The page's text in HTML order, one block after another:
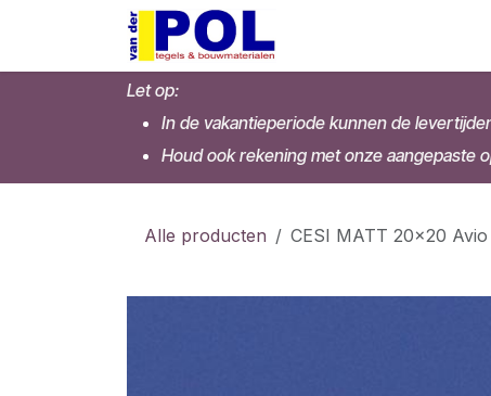
Overslaan naar inhoud
Let op:
In de vakantieperiode kunnen de
Houd ook rekening met onze aangepaste
Alle producten CESI MATT 20x20